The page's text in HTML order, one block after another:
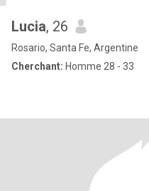
Lucia, 26
Rosario, Santa Fe, Argentine
Cherchant: Homme 28 - 33